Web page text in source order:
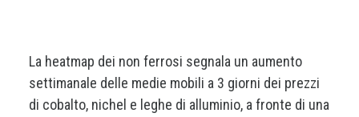
La heatmap dei non ferrosi segnala un aumento
settimanale delle medie mobili a 3 giorni dei prezzi
di cobalto, nichel e leghe di alluminio, a fronte di una